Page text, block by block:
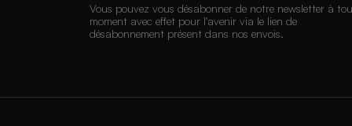
Vous pouvez vous désabonner de notre newsletter à
moment avec effet pour l'avenir via le lien de
désabonnement présent dans nos envois.